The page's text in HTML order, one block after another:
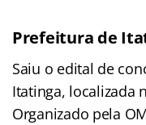
Prefeitura de
Saiu o edital de
Itatinga, localizada
Organizado pela